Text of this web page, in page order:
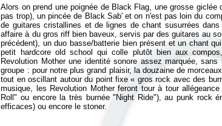
Alors on prend une poignée de Black Flag, une grosse
pas trop), un pincée de Black Sab' et on n'est pas loin du
de guitares cristallines et de lignes de chant susurrées dans
affaire à du gros riff bien baveux, servis par des guitares au
précédent), un duo basse/batterie bien présent et un chant
petit hardcore old school qui colle plutôt bien aux
Revolution Mother une identité sonore assez marquée,
groupe : pour notre plus grand plaisir, la douzaine de
tout en oscillant autour du point fixe « gros rock avec des
musique, les Revolution Mother feront tour à tour
Roll" ou encore la très burnée "Night Ride"), au punk rock